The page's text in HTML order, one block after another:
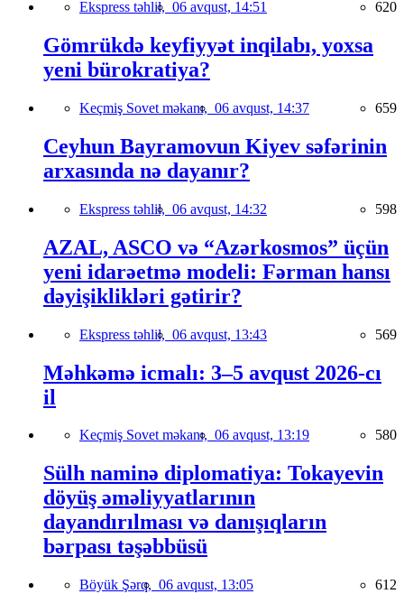
Ekspress təhlil, 06 avqust, 14:51 620
Gömrükdə keyfiyyət inqilabı, yoxsa
yeni bürokratiya?
Keçmiş Sovet məkanı, 06 avqust, 14:37 659
Ceyhun Bayramovun Kiyev səfərinin
arxasında nə dayanır?
Ekspress təhlil, 06 avqust, 14:32 598
AZAL, ASCO və “Azərkosmos” üçün
yeni idarəetmə modeli: Fərman hansı
dəyişiklikləri gətirir?
Ekspress təhlil, 06 avqust, 13:43 569
Məhkəmə icmalı: 3–5 avqust 2026-cı
il
Keçmiş Sovet məkanı, 06 avqust, 13:19 580
Sülh naminə diplomatiya: Tokayevin
döyüş əməliyyatlarının
dayandırılması və danışıqların
bərpası təşəbbüsü
Böyük Şərq, 06 avqust, 13:05 612